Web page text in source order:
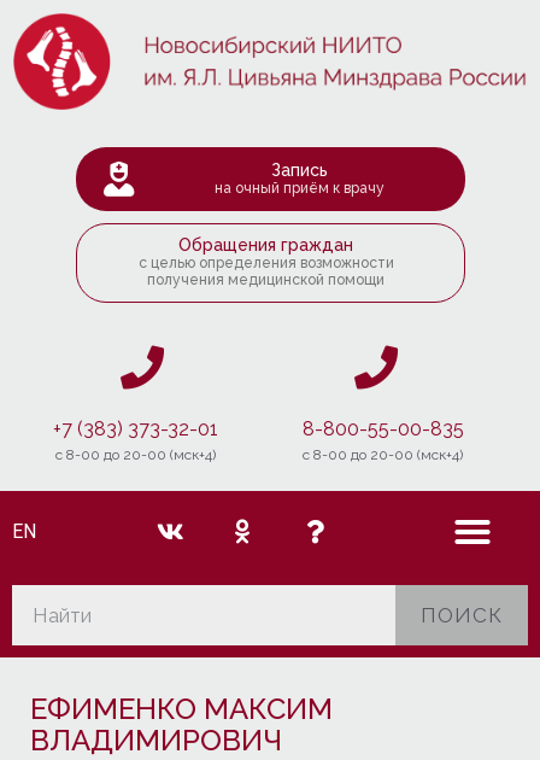
Запись
на очный приём к врачу
Обращения граждан
с целью определения возможности
получения медицинской помощи
+7 (383) 373-32-01
c 8-00 до 20-00 (мск+4)
8-800-55-00-835
c 8-00 до 20-00 (мск+4)
EN
ПОИСК
ЕФИМЕНКО МАКСИМ
ВЛАДИМИРОВИЧ